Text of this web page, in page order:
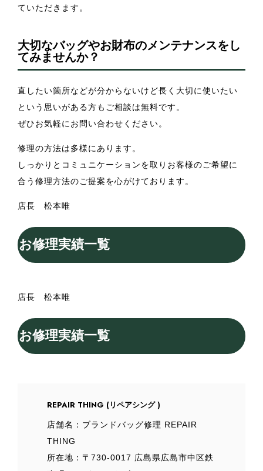
ていただきます。
大切なバッグやお財布のメンテナンスをし
てみませんか？
直したい箇所などが分からないけど長く大切に使いたい
という思いがある方もご相談は無料です。
ぜひお気軽にお問い合わせください。
修理の方法は多様にあります。
しっかりとコミュニケーションを取りお客様のご希望に
合う修理方法のご提案を心がけております。
店長 松本唯
お修理実績一覧
店長 松本唯
お修理実績一覧
REPAIR THING (リペアシング )
店舗名：ブランドバッグ修理 REPAIR
THING
所在地：〒730-0017 広島県広島市中区鉄